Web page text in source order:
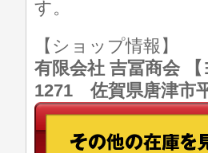
す。
【ショップ情報】
有限会社 吉冨商会
1271 佐賀県唐津市